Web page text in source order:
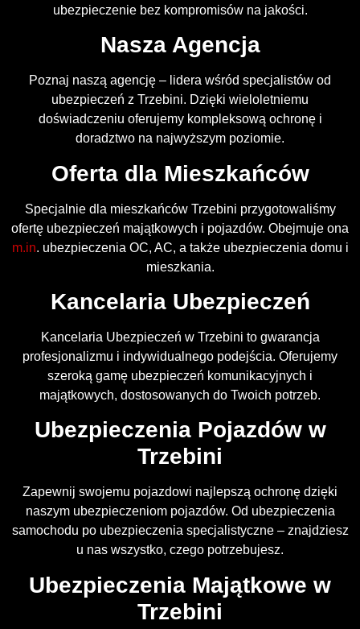
ubezpieczenie bez kompromisów na jakości.
Nasza Agencja
Poznaj naszą agencję – lidera wśród specjalistów od
ubezpieczeń z Trzebini. Dzięki wieloletniemu
doświadczeniu oferujemy kompleksową ochronę i
doradztwo na najwyższym poziomie.
Oferta dla Mieszkańców
Specjalnie dla mieszkańców Trzebini przygotowaliśmy
ofertę ubezpieczeń majątkowych i pojazdów. Obejmuje ona
m.in. ubezpieczenia OC, AC, a także ubezpieczenia domu i
mieszkania.
Kancelaria Ubezpieczeń
Kancelaria Ubezpieczeń w Trzebini to gwarancja
profesjonalizmu i indywidualnego podejścia. Oferujemy
szeroką gamę ubezpieczeń komunikacyjnych i
majątkowych, dostosowanych do Twoich potrzeb.
Ubezpieczenia Pojazdów w
Trzebini
Zapewnij swojemu pojazdowi najlepszą ochronę dzięki
naszym ubezpieczeniom pojazdów. Od ubezpieczenia
samochodu po ubezpieczenia specjalistyczne – znajdziesz
u nas wszystko, czego potrzebujesz.
Ubezpieczenia Majątkowe w
Trzebini